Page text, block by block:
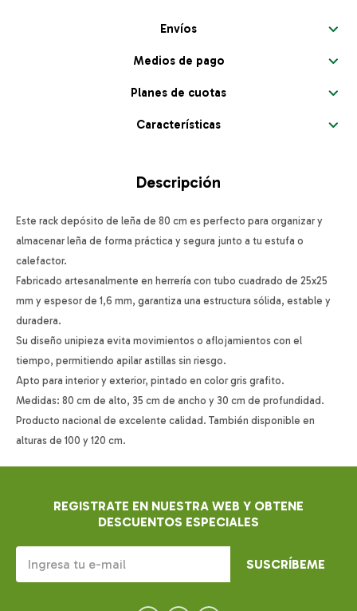
Envíos
Medios de pago
Planes de cuotas
Características
Descripción
Este rack depósito de leña de 80 cm es perfecto para organizar y
almacenar leña de forma práctica y segura junto a tu estufa o
calefactor.
Fabricado artesanalmente en herrería con tubo cuadrado de 25x25
mm y espesor de 1,6 mm, garantiza una estructura sólida, estable y
duradera.
Su diseño unipieza evita movimientos o aflojamientos con el
tiempo, permitiendo apilar astillas sin riesgo.
Apto para interior y exterior, pintado en color gris grafito.
Medidas: 80 cm de alto, 35 cm de ancho y 30 cm de profundidad.
Producto nacional de excelente calidad. También disponible en
alturas de 100 y 120 cm.
REGISTRATE EN NUESTRA WEB Y OBTENE
DESCUENTOS ESPECIALES
SUSCRÍBEME